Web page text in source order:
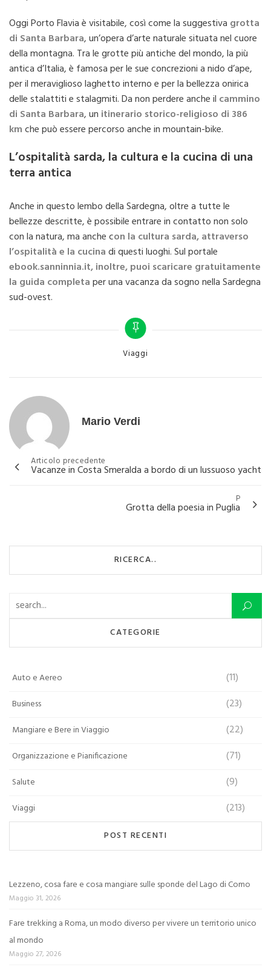
Oggi Porto Flavia è visitabile, così come la suggestiva grotta
di Santa Barbara, un’opera d’arte naturale situata nel cuore
della montagna. Tra le grotte più antiche del mondo, la più
antica d’Italia, è famosa per le sue concrezioni a nido d’ape,
per il meraviglioso laghetto interno e per la bellezza onirica
delle stalattiti e stalagmiti. Da non perdere anche il cammino
di Santa Barbara, un itinerario storico-religioso di 386
kmche può essere percorso anche in mountain-bike.
L’ospitalità sarda, la cultura e la cucina di una
terra antica
Anche in questo lembo della Sardegna, oltre a tutte le
bellezze descritte, è possibile entrare in contatto non solo
con la natura, ma anche con la cultura sarda, attraverso
l’ospitalità e la cucinadi questi luoghi. Sul portale
ebook.sanninnia.it, inoltre, puoi scaricare gratuitamente
la guida completaper una vacanza da sogno nella Sardegna
sud-ovest.
Categories
Viaggi
Mario Verdi
Navigazione
Articolo precedente
Vacanze in Costa Smeralda a bordo di un lussuoso yacht
P
Grotta della poesia in Puglia
RICERCA..
Ricerca per:
CATEGORIE
Auto e Aereo (11)
Business (23)
Mangiare e Bere in Viaggio (22)
Organizzazione e Pianificazione (71)
Salute (9)
Viaggi (213)
POST RECENTI
Lezzeno, cosa fare e cosa mangiare sulle sponde del Lago di Como
Maggio 31, 2026
Fare trekking a Roma, un modo diverso per vivere un territorio unico
al mondo
Maggio 27, 2026